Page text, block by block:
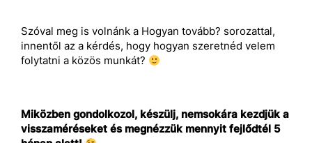
Szóval meg is volnánk a Hogyan tovább? sorozattal,
innentől az a kérdés, hogy hogyan szeretnéd velem
folytatni a közös munkát?
Miközben gondolkozol, készülj, nemsokára kezdjük a
visszaméréseket és megnézzük mennyit fejlődtél 5